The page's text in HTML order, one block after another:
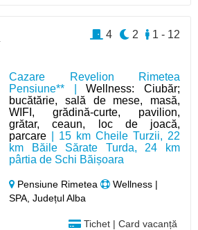
Cazare Revelion Rimetea
Pensiune** |Wellness: Ciubăr;
bucătărie, sală de mese, masă,
WIFI, grădină-curte, pavilion,
grătar, ceaun, loc de joacă,
parcare | 15 km Cheile Turzii, 22
km Băile Sărate Turda, 24 km
pârtia de Schi Băișoara
Pensiune Rimetea
Wellness |
SPA, Județul Alba
Tichet | Card vacanță
1 - 12
2
4